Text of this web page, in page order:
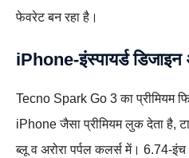
फेवरेट बन रहा है।
iPhone-इंस्पायर्ड
Tecno Spark Go 3 का प्रीमियम
iPhone जैसा प्रीमियम लुक देता है,
ब्लू व अरोरा पर्पल कलर्स में। 6.74-